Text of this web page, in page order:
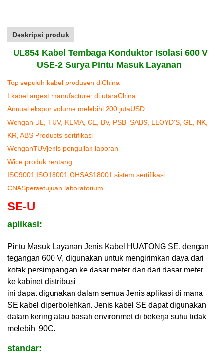
Deskripsi produk
UL854 Kabel Tembaga Konduktor Isolasi 600 V
USE-2 Surya Pintu Masuk Layanan
Top sepuluh kabel produsen diChina
L kabel argest manufacturer di utaraChina
Annual ekspor volume melebihi 200 jutaUSD
Wengan UL, TUV, KEMA, CE, BV, PSB, SABS, LLOYD'S, GL, NK,
KR, ABS Products sertifikasi
WenganTUVjenis pengujian laporan
Wide produk rentang
ISO9001, ISO18001, OHSAS18001 sistem sertifikasi
CNASpersetujuan laboratorium
SE-U
aplikasi:
Pintu Masuk Layanan Jenis Kabel HUATONG SE, dengan
tegangan 600 V, digunakan untuk mengirimkan daya dari
kotak persimpangan ke dasar meter dan dari dasar meter
ke kabinet distribusi
ini dapat digunakan dalam semua Jenis aplikasi di mana
SE kabel diperbolehkan. Jenis kabel SE dapat digunakan
dalam kering atau basah environmet di bekerja suhu tidak
melebihi 90C.
standar: